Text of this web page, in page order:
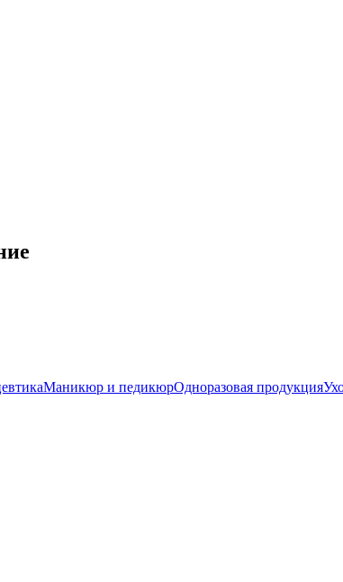
Маникюр и педикюрОдноразовая продукция